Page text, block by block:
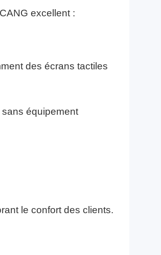
excellent :
des écrans tactiles
équipement
le confort des clients.